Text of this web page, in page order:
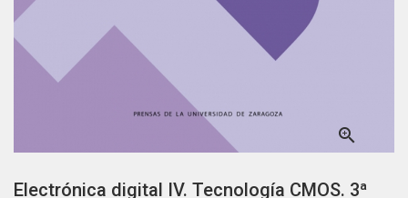

Electrónica digital IV. Tecnología CMOS. 3ª